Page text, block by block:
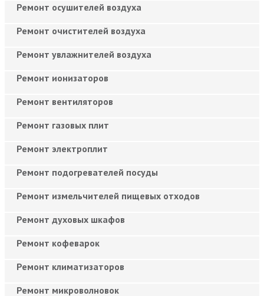
Ремонт осушителей воздуха
Ремонт очистителей воздуха
Ремонт увлажнителей воздуха
Ремонт ионизаторов
Ремонт вентиляторов
Ремонт газовых плит
Ремонт электроплит
Ремонт подогревателей посуды
Ремонт измельчителей пищевых отходов
Ремонт духовых шкафов
Ремонт кофеварок
Ремонт климатизаторов
Ремонт микроволновок